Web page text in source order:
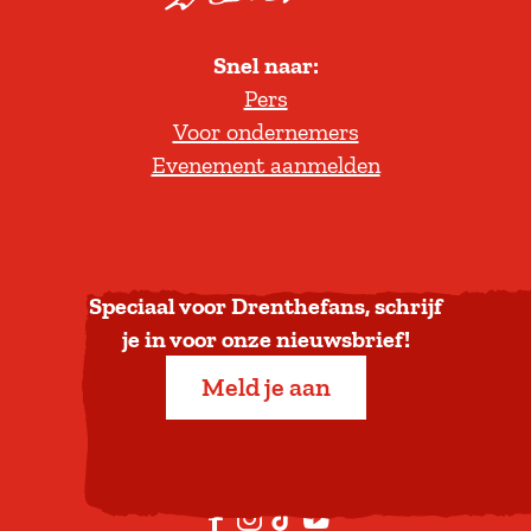
l
t
e
r
a
a
b
Snel naar:
Pers
Voor ondernemers
Evenement aanmelden
Speciaal voor Drenthefans, schrijf
je in voor onze nieuwsbrief!
Meld je aan